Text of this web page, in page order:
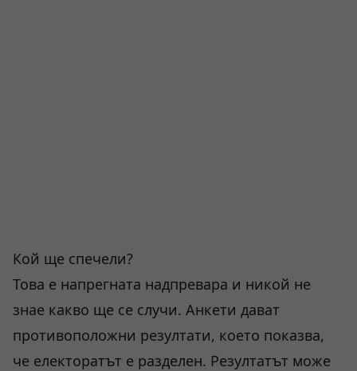
Кой ще спечели?
Това е напрегната надпревара и никой не
знае какво ще се случи. Анкети дават
противоположни резултати, което показва,
че електоратът е разделен. Резултатът може